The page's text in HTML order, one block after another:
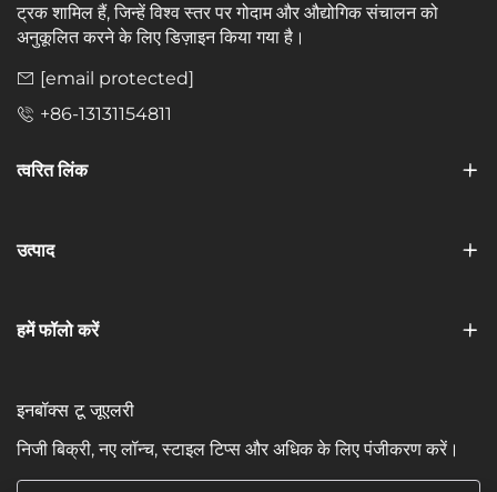
ट्रक शामिल हैं, जिन्हें विश्व स्तर पर गोदाम और औद्योगिक संचालन को
अनुकूलित करने के लिए डिज़ाइन किया गया है।
[email protected]
+86-13131154811
त्वरित लिंक
उत्पाद
हमें फॉलो करें
इनबॉक्स टू जूएलरी
निजी बिक्री, नए लॉन्च, स्टाइल टिप्स और अधिक के लिए पंजीकरण करें।